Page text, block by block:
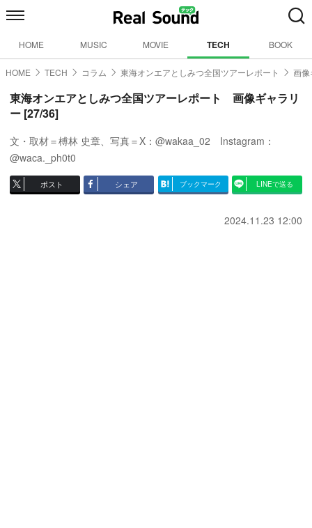
HOME MUSIC MOVIE TECH BOOK
HOME TECH コラム 東海オンエアとしみつ全国ツアーレポート 画
東海オンエアとしみつ全国ツアーレポート 画像ギャラリ
ー [27/36]
文・取材＝榑林 史章、写真＝X：@wakaa_02 Instagram：
@waca._ph0t0
ポスト シェア ブックマーク LINEで送る
2024.11.23 12:00